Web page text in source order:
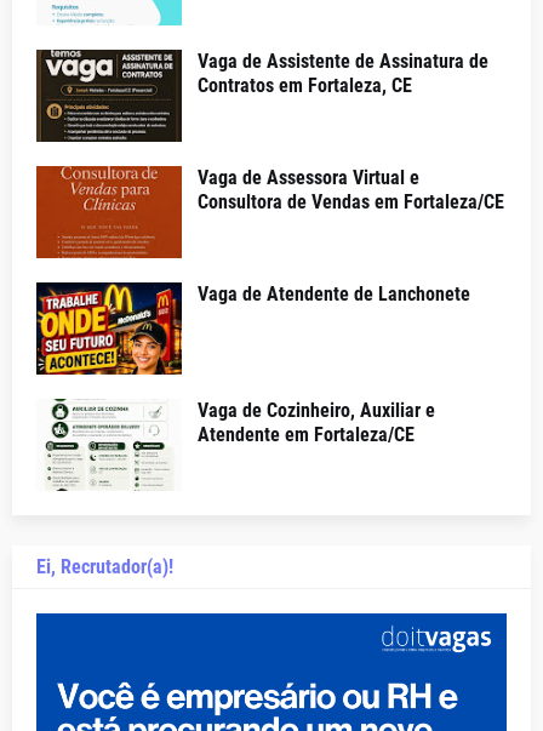
Vaga de Assistente de Assinatura de
Contratos em Fortaleza, CE
Vaga de Assessora Virtual e
Consultora de Vendas em Fortaleza/CE
Vaga de Atendente de Lanchonete
Vaga de Cozinheiro, Auxiliar e
Atendente em Fortaleza/CE
Ei, Recrutador(a)!